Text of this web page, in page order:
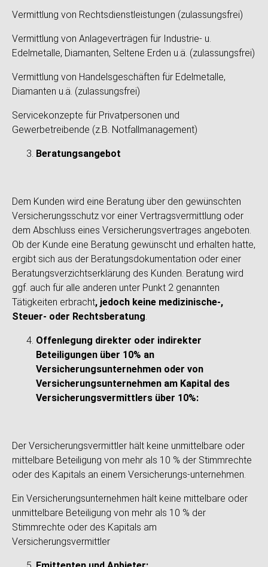
Vermittlung von Rechtsdienstleistungen (zulassungsfrei)
Vermittlung von Anlageverträgen für Industrie- u.
Edelmetalle, Diamanten, Seltene Erden u.ä. (zulassungsfrei)
Vermittlung von Handelsgeschäften für Edelmetalle,
Diamanten u.ä. (zulassungsfrei)
Servicekonzepte für Privatpersonen und
Gewerbetreibende (z.B. Notfallmanagement)
Beratungsangebot
Dem Kunden wird eine Beratung über den gewünschten
Versicherungsschutz vor einer Vertragsvermittlung oder
dem Abschluss eines Versicherungsvertrages angeboten.
Ob der Kunde eine Beratung gewünscht und erhalten hatte,
ergibt sich aus der Beratungsdokumentation oder einer
Beratungsverzichtserklärung des Kunden. Beratung wird
ggf. auch für alle anderen unter Punkt 2 genannten
Tätigkeiten erbracht, jedoch keine medizinische-,
Steuer- oder Rechtsberatung.
Offenlegung direkter oder indirekter
Beteiligungen über 10% an
Versicherungsunternehmen oder von
Versicherungsunternehmen am Kapital des
Versicherungsvermittlers über 10%:
Der Versicherungsvermittler hält keine unmittelbare oder
mittelbare Beteiligung von mehr als 10 % der Stimmrechte
oder des Kapitals an einem Versicherungs-unternehmen.
Ein Versicherungsunternehmen hält keine mittelbare oder
unmittelbare Beteiligung von mehr als 10 % der
Stimmrechte oder des Kapitals am
Versicherungsvermittler